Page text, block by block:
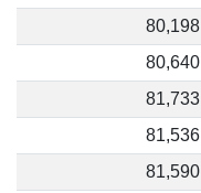
80,198
80,640
81,733
81,536
81,590